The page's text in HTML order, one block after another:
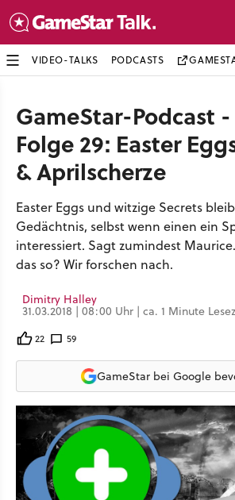
VIDEO-TALKS PODCASTS
GameStar-Podcast
Folge 29: Easter
& Aprilscherze
Easter Eggs und witzige Secrets
Gedächtnis, selbst wenn einen ein
interessiert. Sagt zumindest
das so? Wir forschen nach.
Dimitry Halley
31.03.2018 | 08:00 Uhr | ca. 1 Minute
22 59
GameStar bei Google